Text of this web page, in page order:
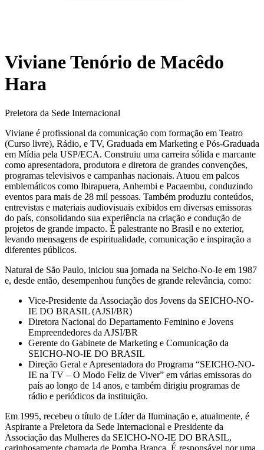
Viviane Tenório de Macêdo
Hara
Preletora da Sede Internacional
Viviane é profissional da comunicação com formação em Teatro
(Curso livre), Rádio, e TV, Graduada em Marketing e Pós-Graduada
em Mídia pela USP/ECA. Construiu uma carreira sólida e marcante
como apresentadora, produtora e diretora de grandes convenções,
programas televisivos e campanhas nacionais. Atuou em palcos
emblemáticos como Ibirapuera, Anhembi e Pacaembu, conduzindo
eventos para mais de 28 mil pessoas. Também produziu conteúdos,
entrevistas e materiais audiovisuais exibidos em diversas emissoras
do país, consolidando sua experiência na criação e condução de
projetos de grande impacto. É palestrante no Brasil e no exterior,
levando mensagens de espiritualidade, comunicação e inspiração a
diferentes públicos.
Natural de São Paulo, iniciou sua jornada na Seicho-No-Ie em 1987
e, desde então, desempenhou funções de grande relevância, como:
Vice-Presidente da Associação dos Jovens da SEICHO-NO-
IE DO BRASIL (AJSI/BR)
Diretora Nacional do Departamento Feminino e Jovens
Empreendedores da AJSI/BR
Gerente do Gabinete de Marketing e Comunicação da
SEICHO-NO-IE DO BRASIL
Direção Geral e Apresentadora do Programa “SEICHO-NO-
IE na TV – O Modo Feliz de Viver” em várias emissoras do
país ao longo de 14 anos, e também dirigiu programas de
rádio e periódicos da instituição.
Em 1995, recebeu o título de Líder da Iluminação e, atualmente, é
Aspirante a Preletora da Sede Internacional e Presidente da
Associação das Mulheres da SEICHO-NO-IE DO BRASIL,
carinhosamente chamada de Pomba Branca. É responsável por uma